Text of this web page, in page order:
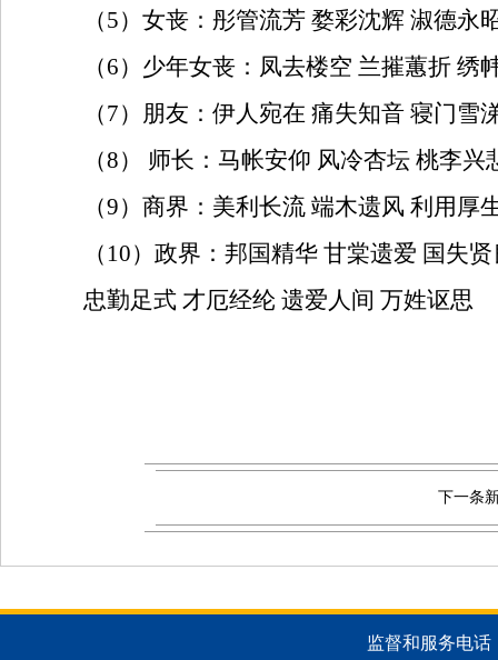
（5）女丧：彤管流芳 婺彩沈辉 淑德永
（6）少年女丧：凤去楼空 兰摧蕙折 绣
（7）朋友：伊人宛在 痛失知音 寝门雪
（8） 师长：马帐安仰 风冷杏坛 桃李兴
（9）商界：美利长流 端木遗风 利用厚
（ 10）政界：邦国精华 甘棠遗爱 国失
忠勤足式 才厄经纶 遗爱人间 万姓讴思
下一条
监督和服务电